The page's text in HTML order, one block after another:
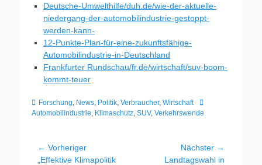
Deutsche-Umwelthilfe/duh.de/wie-der-aktuelle-
niedergang-der-automobilindustrie-gestoppt-
werden-kann-
12-Punkte-Plan-für-eine-zukunftsfähige-
Automobilindustrie-in-Deutschland
Frankfurter Rundschau/fr.de/wirtschaft/suv-boom-
kommt-teuer
Kategorien
Forschung, News, Politik, Verbraucher, Wirtschaft
Schlagworte
Automobilindustrie, Klimaschutz, SUV, Verkehrswende
Beitragsnavigation
← Vorheriger
Vorheriger
„Effektive Klimapolitik
Nächster →
Landtagswahl in